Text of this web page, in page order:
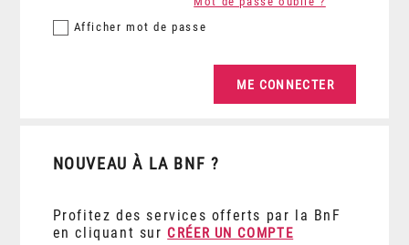
Afficher mot de passe
NOUVEAU À LA BNF ?
Profitez des services offerts par la BnF
en cliquant sur CRÉER UN COMPTE